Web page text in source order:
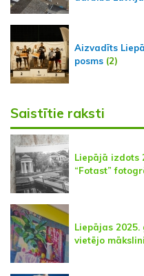
Aizvadīts
posms (2)
Saistītie raksti
Liepājā izdots
“Fotast”
Liepājas
vietējo